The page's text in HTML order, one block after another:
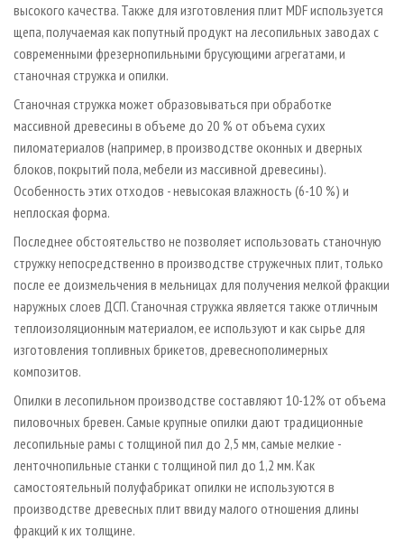
высокого качества. Также для изготовления плит MDF используется
щепа, получаемая как попутный продукт на лесопильных заводах с
современными фрезерно­пильными брусующими агрегатами, и
станочная стружка и опилки.
Станочная стружка может образовываться при обработке
массивной древесины в объеме до 20 % от объема сухих
пиломатериалов (например, в производстве оконных и дверных
блоков, покрытий пола, мебели из массивной древесины).
Особенность этих отходов - невысокая влажность (6-10 %) и
неплоская форма.
Последнее обстоятельство не позволяет использовать станочную
стружку непосредственно в производстве стружечных плит, только
после ее доизмельчения в мельницах для получения мелкой фракции
наружных слоев ДСП. Станочная стружка является также отличным
теплоизоляционным материалом, ее используют и как сырье для
изготовления топливных брикетов, древесно­полимерных
композитов.
Опилки в лесопильном производстве составляют 10-12% от объема
пиловочных бревен. Самые крупные опилки дают традиционные
лесопильные рамы с толщиной пил до 2,5 мм, самые мелкие -
ленточно­пильные станки с толщиной пил до 1,2 мм. Как
самостоятельный полуфабрикат опилки не используются в
производстве древесных плит ввиду малого отношения длины
фракций к их толщине.